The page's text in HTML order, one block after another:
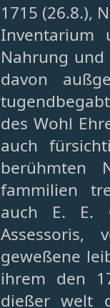
1715 (26.8.),
Inventarium
Nahrung und
davon
des Wohl
auch
berühmten
fammilien
auch E. E.
Assessoris,
geweßene
ihrem den
dießer welt